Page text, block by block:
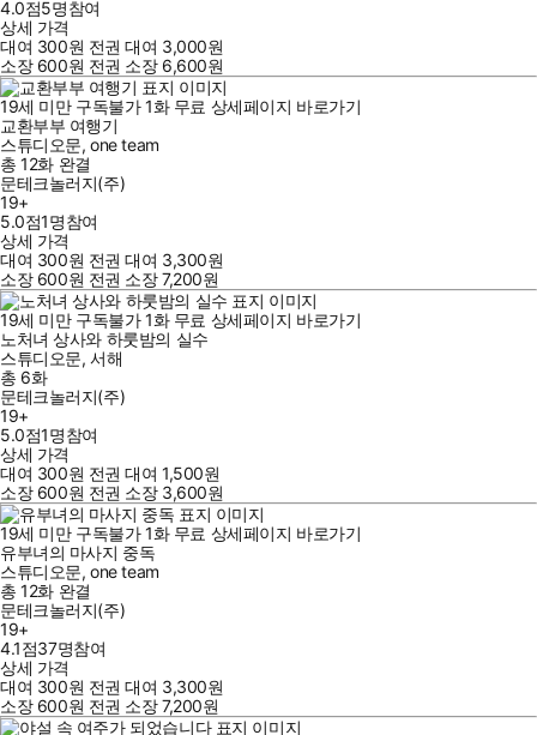
4.0점5명참여
상세 가격
대여 300원 전권 대여 3,000원
소장 600원 전권 소장 6,600원
19세 미만 구독불가 1화 무료 상세페이지 바로가기
교환부부 여행기
스튜디오문,one team
총 12화 완결
문테크놀러지(주)
19+
5.0점1명참여
상세 가격
대여 300원 전권 대여 3,300원
소장 600원 전권 소장7,200원
19세 미만 구독불가 1화 무료 상세페이지 바로가기
노처녀 상사와 하룻밤의 실수
스튜디오문,서해
총 6화
문테크놀러지(주)
19+
5.0점1명참여
상세 가격
대여 300원 전권 대여1,500원
소장 600원 전권 소장 3,600원
19세 미만 구독불가 1화 무료 상세페이지 바로가기
유부녀의 마사지 중독
스튜디오문,one team
총 12화 완결
문테크놀러지(주)
19+
4.1점37명참여
상세 가격
대여 300원 전권 대여 3,300원
소장 600원 전권 소장7,200원